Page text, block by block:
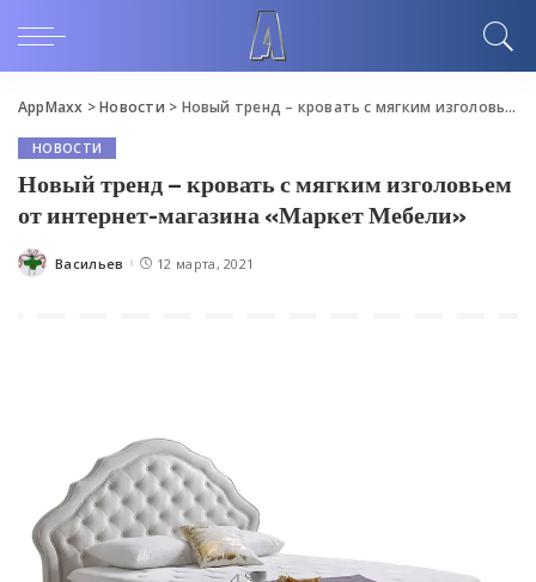
AppMaxx >Новости > Новый тренд – кровать с мягким изголовьем от интернет-магазина «Маркет Мебели»
НОВОСТИ
Новый тренд – кровать с мягким изголовьем
от интернет-магазина «Маркет Мебели»
Posted
Васильев 12 марта, 2021